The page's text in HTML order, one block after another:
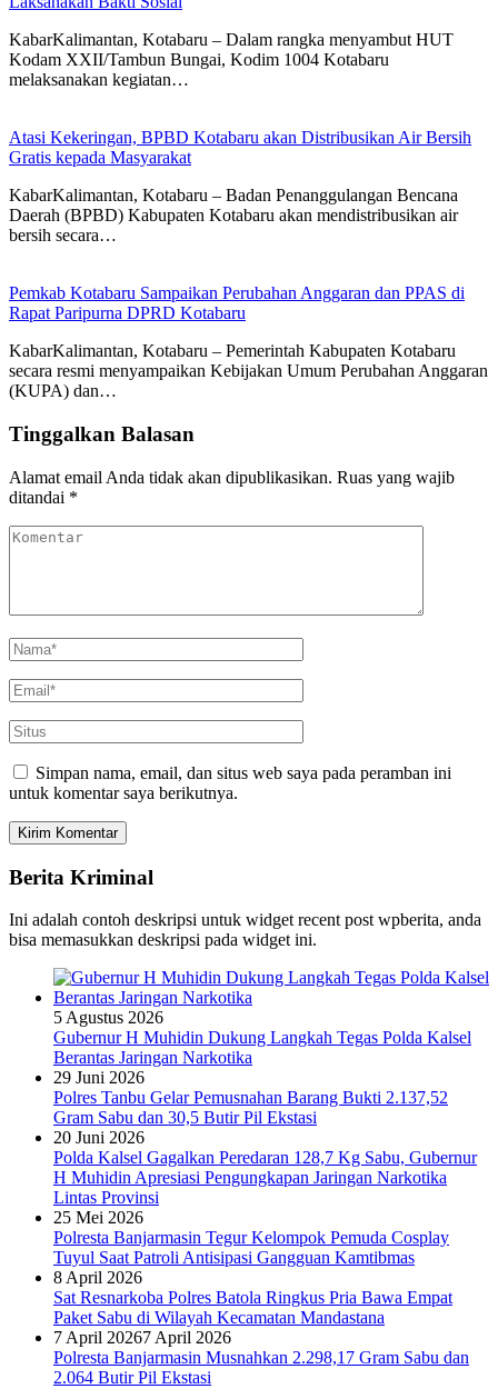
KabarKalimantan, Kotabaru – Dalam rangka menyambut HUT
Kodam XXII/Tambun Bungai, Kodim 1004 Kotabaru
melaksanakan kegiatan…
Atasi Kekeringan, BPBD Kotabaru akan Distribusikan Air Bersih
Gratis kepada Masyarakat
KabarKalimantan, Kotabaru – Badan Penanggulangan Bencana
Daerah (BPBD) Kabupaten Kotabaru akan mendistribusikan air
bersih secara…
Pemkab Kotabaru Sampaikan Perubahan Anggaran dan PPAS di
Rapat Paripurna DPRD Kotabaru
KabarKalimantan, Kotabaru – Pemerintah Kabupaten Kotabaru
secara resmi menyampaikan Kebijakan Umum Perubahan Anggaran
(KUPA) dan…
Tinggalkan Balasan
Alamat email Anda tidak akan dipublikasikan. Ruas yang wajib
ditandai *
Simpan nama, email, dan situs web saya pada peramban ini
untuk komentar saya berikutnya.
Berita Kriminal
Ini adalah contoh deskripsi untuk widget recent post wpberita, anda
bisa memasukkan deskripsi pada widget ini.
5 Agustus 2026
Gubernur H Muhidin Dukung Langkah Tegas Polda Kalsel
Berantas Jaringan Narkotika
29 Juni 2026
Polres Tanbu Gelar Pemusnahan Barang Bukti 2.137,52
Gram Sabu dan 30,5 Butir Pil Ekstasi
20 Juni 2026
Polda Kalsel Gagalkan Peredaran 128,7 Kg Sabu, Gubernur
H Muhidin Apresiasi Pengungkapan Jaringan Narkotika
Lintas Provinsi
25 Mei 2026
Polresta Banjarmasin Tegur Kelompok Pemuda Cosplay
Tuyul Saat Patroli Antisipasi Gangguan Kamtibmas
8 April 2026
Sat Resnarkoba Polres Batola Ringkus Pria Bawa Empat
Paket Sabu di Wilayah Kecamatan Mandastana
7 April 20267 April 2026
Polresta Banjarmasin Musnahkan 2.298,17 Gram Sabu dan
2.064 Butir Pil Ekstasi